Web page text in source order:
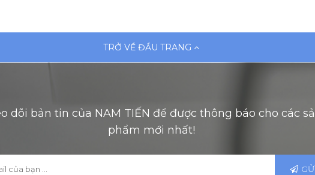
TRỞ VỀ ĐẦU TRANG
dõi bản tin của NAM TIẾN để được thông báo cho các
phẩm mới nhất!